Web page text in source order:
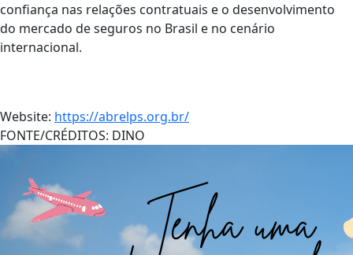
confiança nas relações contratuais e o desenvolvimento
do mercado de seguros no Brasil e no cenário
internacional.
Website: https://abrelps.org.br/
FONTE/CRÉDITOS: DINO